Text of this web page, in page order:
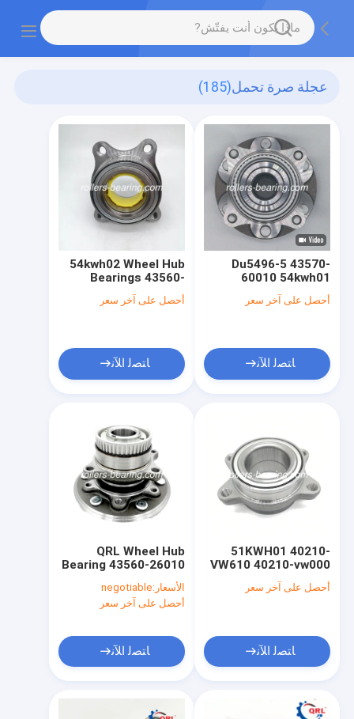
عجلة صرة تحمل(185)
54kwh02 Wheel Hub
Bearings 43560-
26010 موقع المحور
الأمامي حسب الطلب
أحصل على آخر سعر
ﺎﺘﺼﻟ ﺍﻶﻧ
Du5496-5 43570-
60010 54kwh01
Bearing 90369-T0003
43502-0k030
أحصل على آخر سعر
ﺎﺘﺼﻟ ﺍﻶﻧ
QRL Wheel Hub
Bearing 43560-26010
54KWH02HUB 43550-
Z0091 لتويوتا
الأسعار:negotiable
أحصل على آخر سعر
ﺎﺘﺼﻟ ﺍﻶﻧ
51KWH01 40210-
VW610 40210-vw000
أحصل على آخر سعر
ﺎﺘﺼﻟ ﺍﻶﻧ